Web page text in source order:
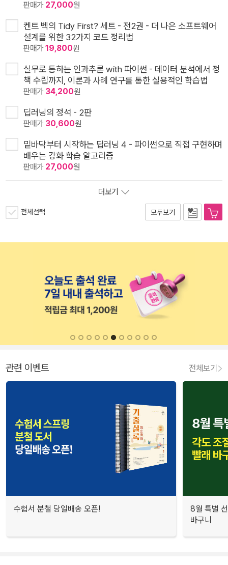
판매가 27,000원
켄트 벡의 Tidy First? 세트 - 전2권 - 더 나은 소프트웨어
설계를 위한 32가지 코드 정리법
판매가19,800원
실무로 통하는 인과추론 with 파이썬 - 데이터 분석에서 정
책 수립까지, 이론과 사례 연구를 통한 실용적인 학습법
판매가 34,200원
딥러닝의 정석 - 2판
판매가 30,600원
밑바닥부터 시작하는 딥러닝 4 - 파이썬으로 직접 구현하며
배우는 강화 학습 알고리즘
판매가 27,000원
더보기
전체선택 모두보기
관련 이벤트 전체보기
수험서 분철 당일배송 오픈!
8월 특별
바구니